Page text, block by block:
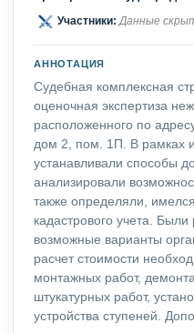
Участники: Данные
АННОТАЦИЯ
Судебная комплексная
оценочная экспертиза
расположенного по
дом 2, пом. 1П. В рамках
устанавливали способы
анализировали
также определяли,
кадастрового учета.
возможные варианты
расчет стоимости
монтажных работ,
штукатурных работ,
устройства ступеней.